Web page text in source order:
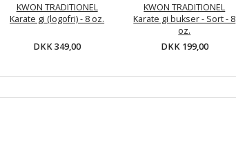
KWON TRADITIONEL
Karate gi (logofri) - 8 oz.
DKK 349,00
KWON TRADITIONEL
Karate gi bukser - Sort - 8
oz.
DKK 199,00